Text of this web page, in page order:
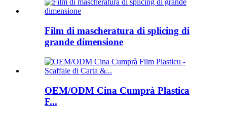
Film di mascheratura di splicing di
grande dimensione
OEM/ODM Cina Cumprà Plastica
F...